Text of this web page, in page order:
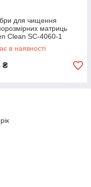
для чищення
матриць
Clean SC-4060-1
суха)
в наявності
₴